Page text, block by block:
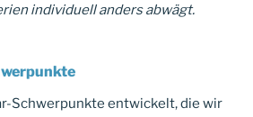
individuell anders abwägt.
Schwerpunkte entwickelt, die wir